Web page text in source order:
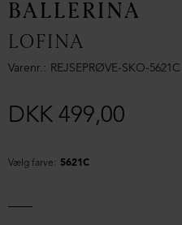
BALLERINA
LOFINA
Varenr. REJSEPRØVE-SKO-5621C
DKK 499,00
Vælg farve: 5621C